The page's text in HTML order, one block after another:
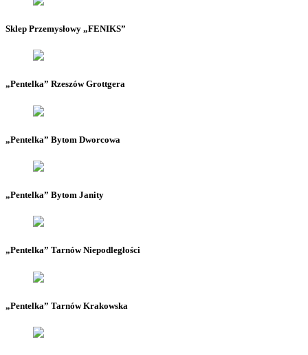
Sklep Przemysłowy „FENIKS”
„Pentelka” Rzeszów Grottgera
„Pentelka” Bytom Dworcowa
„Pentelka” Bytom Janity
„Pentelka” Tarnów Niepodległości
„Pentelka” Tarnów Krakowska